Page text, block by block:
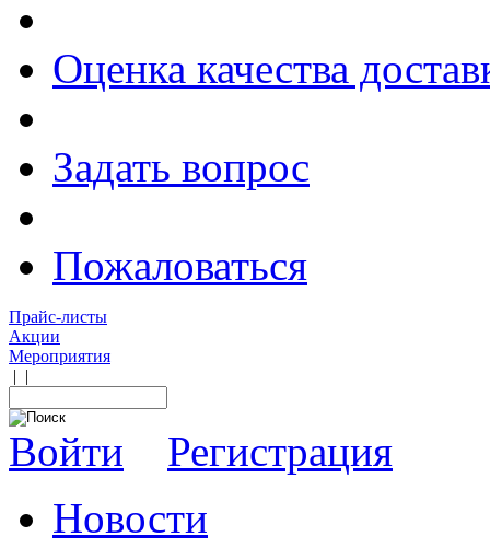
Оценка качества
Задать вопрос
Пожаловаться
Прайс-листы
Акции
Мероприятия
| |
Войти
Регистрация
Новости